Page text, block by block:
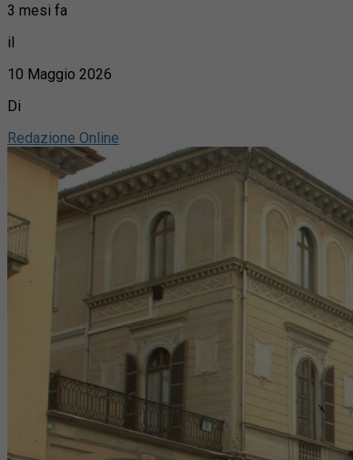
3 mesi fa
il
10 Maggio 2026
Di
Redazione Online